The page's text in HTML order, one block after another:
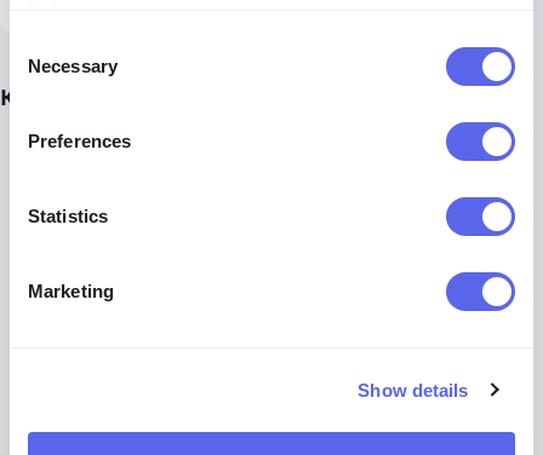
Selection
Necessary
Preferences
Statistics
Marketing
Show details
Как ещё можно защититься от мошенников?
Не принимайте подозрительные приглашения в
Избегайте перехода по сомнительным ссылкам.
Никогда не сообщайте личные данные, данные
банковских карт и другую конфиденциальную
Всегда проверяйте информацию перед тем, как
предпринимать какие-либо действия.